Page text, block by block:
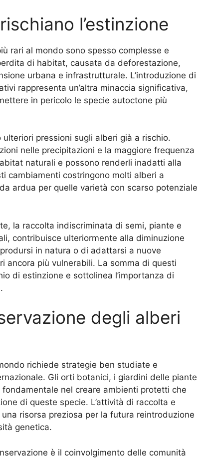
l’estinzione
rari al mondo sono spesso complesse e
di habitat, causata da deforestazione,
urbana e infrastrutturale. L’introduzione di
rappresenta un’altra minaccia significativa,
in pericolo le specie autoctone più
pressioni sugli alberi già a rischio.
nelle precipitazioni e la maggiore frequenza
naturali e possono renderli inadatti alla
cambiamenti costringono molti alberi a
ardua per quelle varietà con scarso potenziale
la raccolta indiscriminata di semi, piante e
contribuisce ulteriormente alla diminuzione
in natura o di adattarsi a nuove
ancora più vulnerabili. La somma di questi
di estinzione e sottolinea l’importanza di
degli alberi
richiede strategie ben studiate e
Gli orti botanici, i giardini delle piante
nel creare ambienti protetti che
di queste specie. L’attività di raccolta e
risorsa preziosa per la futura reintroduzione
genetica.
è il coinvolgimento delle comunità